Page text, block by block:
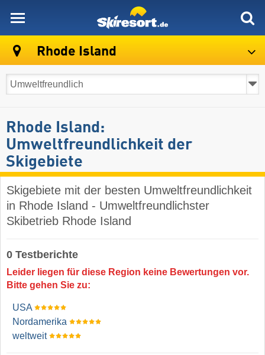
Rhode Island
Rhode Island:
Umweltfreundlichkeit der
Skigebiete
Skigebiete mit der besten Umweltfreundlichkeit
in Rhode Island - Umweltfreundlichster
Skibetrieb Rhode Island
0 Testberichte
Leider liegen für diese Region keine Bewertungen vor.
Bitte gehen Sie zu:
USA
Nordamerika
weltweit